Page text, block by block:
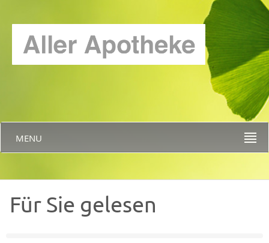
MENU
Für Sie gelesen